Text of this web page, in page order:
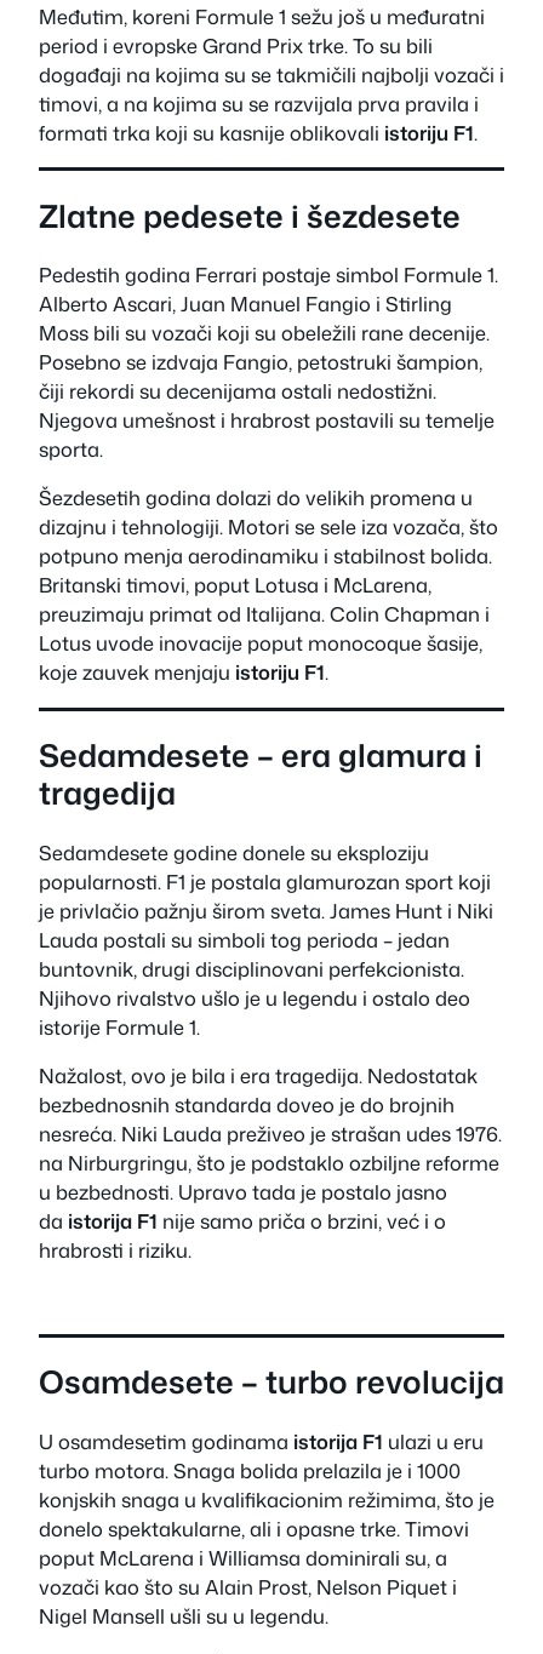
Međutim, koreni Formule 1 sežu još u međuratni
period i evropske Grand Prix trke. To su bili
događaji na kojima su se takmičili najbolji vozači i
timovi, a na kojima su se razvijala prva pravila i
formati trka koji su kasnije oblikovali istoriju F1.
Zlatne pedesete i šezdesete
Pedestih godina Ferrari postaje simbol Formule 1.
Alberto Ascari, Juan Manuel Fangio i Stirling
Moss bili su vozači koji su obeležili rane decenije.
Posebno se izdvaja Fangio, petostruki šampion,
čiji rekordi su decenijama ostali nedostižni.
Njegova umešnost i hrabrost postavili su temelje
sporta.
Šezdesetih godina dolazi do velikih promena u
dizajnu i tehnologiji. Motori se sele iza vozača, što
potpuno menja aerodinamiku i stabilnost bolida.
Britanski timovi, poput Lotusa i McLarena,
preuzimaju primat od Italijana. Colin Chapman i
Lotus uvode inovacije poput monocoque šasije,
koje zauvek menjaju istoriju F1.
Sedamdesete – era glamura i
tragedija
Sedamdesete godine donele su eksploziju
popularnosti. F1 je postala glamurozan sport koji
je privlačio pažnju širom sveta. James Hunt i Niki
Lauda postali su simboli tog perioda – jedan
buntovnik, drugi disciplinovani perfekcionista.
Njihovo rivalstvo ušlo je u legendu i ostalo deo
istorije Formule 1.
Nažalost, ovo je bila i era tragedija. Nedostatak
bezbednosnih standarda doveo je do brojnih
nesreća. Niki Lauda preživeo je strašan udes 1976.
na Nirburgringu, što je podstaklo ozbiljne reforme
u bezbednosti. Upravo tada je postalo jasno
da istorija F1 nije samo priča o brzini, već i o
hrabrosti i riziku.
Osamdesete – turbo revolucija
U osamdesetim godinama istorija F1 ulazi u eru
turbo motora. Snaga bolida prelazila je i 1000
konjskih snaga u kvalifikacionim režimima, što je
donelo spektakularne, ali i opasne trke. Timovi
poput McLarena i Williamsa dominirali su, a
vozači kao što su Alain Prost, Nelson Piquet i
Nigel Mansell ušli su u legendu.